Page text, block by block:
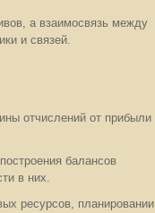
а взаимосвязь между
и связей.
отчислений от прибыли
балансов
в них.
ресурсов, планировании